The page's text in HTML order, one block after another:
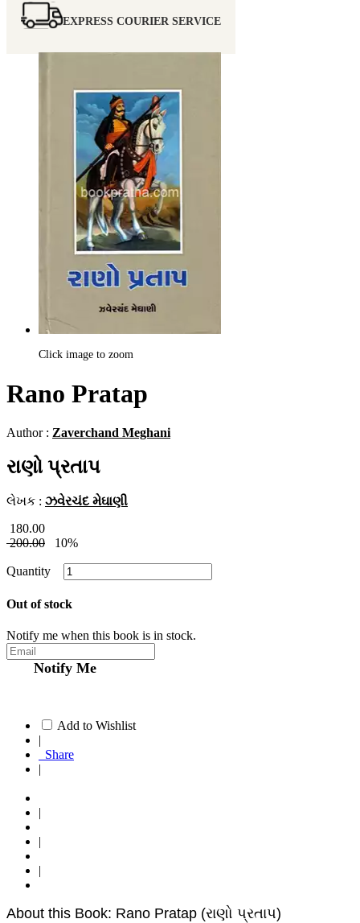
EXPRESS COURIER SERVICE
Click image to zoom
Rano Pratap
Author : Zaverchand Meghani
રાણો પ્રતાપ
લેખક : ઝવેરચંદ મેઘાણી
180.00
200.00
10%
Quantity
Out of stock
Notify me when this book is in stock.
Notify Me
Add to Wishlist
Share
About this Book: Rano Pratap (રાણો પ્રતાપ)